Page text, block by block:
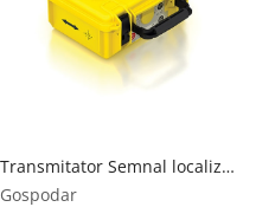
Transmitator Semnal localizator utilitati DA230, 1W (50Hz) - Leica-850274
Gospodar